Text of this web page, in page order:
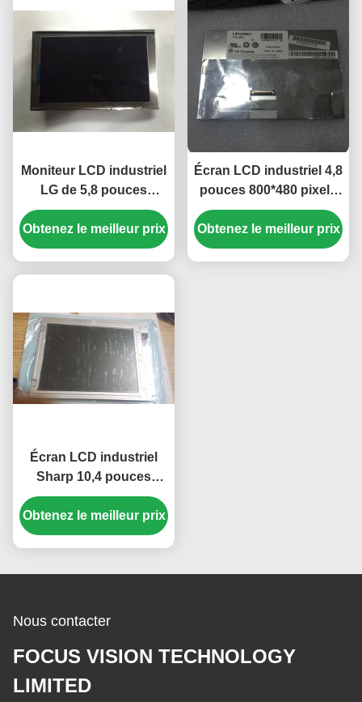
Moniteur LCD industriel
LG de 5,8 pouces
470cd/m2 avec
connecteur 40 broches
pour navigateur GPS de
Obtenez le meilleur prix
Écran LCD industriel 4,8
pouces 800*480 pixels
avec rétroéclairage
WLED, panneau TFT-
LCD pour UMPC
Obtenez le meilleur prix
Écran LCD industriel
Sharp 10,4 pouces
haute luminosité
350cd/m2 avec une
résolution de 640*480
Obtenez le meilleur prix
Nous contacter
FOCUS VISION TECHNOLOGY
LIMITED